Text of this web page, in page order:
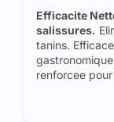
Efficacite
salissures.
tanins.
renforcee